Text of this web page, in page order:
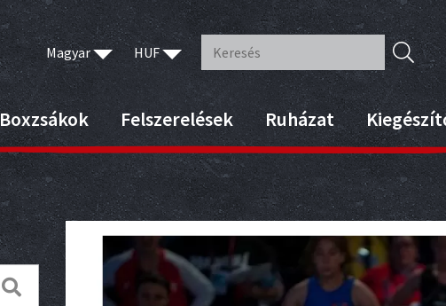
Magyar HUF
Boxzsákok Felszerelések Ruházat